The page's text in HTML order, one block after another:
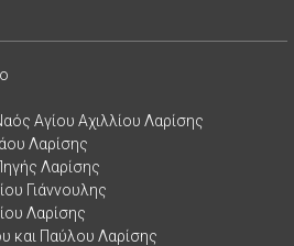
Αγίου Αχιλλίου Λαρίσης
Λαρίσης
Λαρίσης
Γιάννουλης
Λαρίσης
και Παύλου Λαρίσης